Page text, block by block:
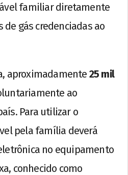
familiar diretamente
gás credenciadas ao
aproximadamente 25 mil
ao
Para utilizar o
pela família deverá
no equipamento
conhecido como